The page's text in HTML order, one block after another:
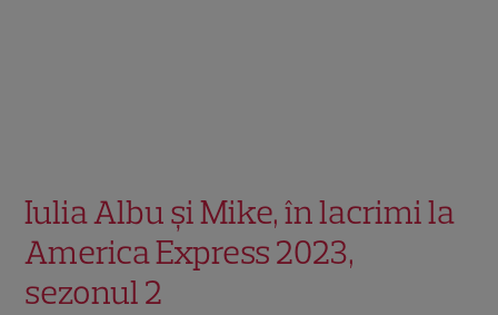
Iulia Albu și Mike, în lacrimi la
America Express 2023,
sezonul 2